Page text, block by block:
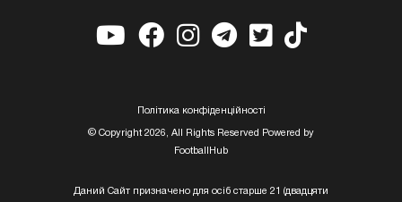
Полiтика конфiденцiйностi
© Copyright 2026, All Rights Reserved Powered by
FootballHub
Даний Сайт призначено для осіб старше 21 (двадцяти